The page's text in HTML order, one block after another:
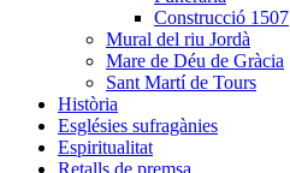
Construcció 1507
Mural del riu Jordà
Mare de Déu de Gràcia
Sant Martí de Tours
Història
Esglésies sufragànies
Espiritualitat
Retalls de premsa